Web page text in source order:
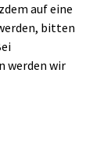
auf eine
bitten
werden wir